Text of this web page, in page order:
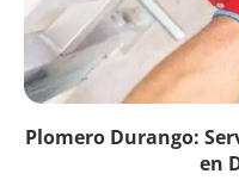
Plomero Durango:
en